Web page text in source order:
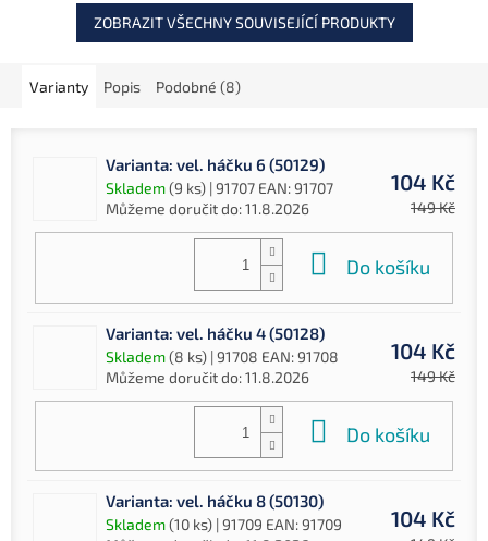
montáže....
ZOBRAZIT VŠECHNY SOUVISEJÍCÍ PRODUKTY
Varianty Popis Podobné (8)
Varianta: vel. háčku 6 (50129)
Skladem(9 ks) | 91707 EAN:91707
Můžeme doručit do:11.8.2026
104 Kč
149 Kč
Do košíku
Varianta: vel. háčku 4 (50128)
Skladem(8 ks) | 91708 EAN:91708
Můžeme doručit do:11.8.2026
104 Kč
149 Kč
Do košíku
Varianta: vel. háčku 8 (50130)
Skladem(10 ks) | 91709 EAN:91709
104 Kč